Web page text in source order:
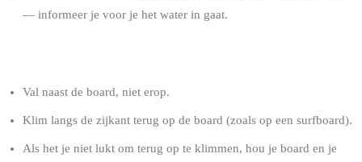
— informeer je voor je het water in gaat.
Val naast de board, niet erop.
Klim langs de zijkant terug op de board (zoals op een surfboard).
Als het je niet lukt om terug op te klimmen, hou je board en je